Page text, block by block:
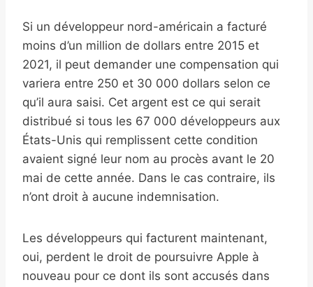
Si un développeur nord-américain a facturé
moins d’un million de dollars entre 2015 et
2021, il peut demander une compensation qui
variera entre 250 et 30 000 dollars selon ce
qu’il aura saisi. Cet argent est ce qui serait
distribué si tous les 67 000 développeurs aux
États-Unis qui remplissent cette condition
avaient signé leur nom au procès avant le 20
mai de cette année. Dans le cas contraire, ils
n’ont droit à aucune indemnisation.
Les développeurs qui facturent maintenant,
oui, perdent le droit de poursuivre Apple à
nouveau pour ce dont ils sont accusés dans